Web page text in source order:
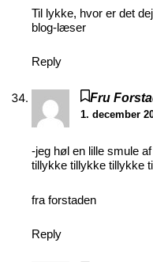
Til lykke, hvor er det
blog-læser
Reply
Fru
1. december
-jeg høl en lille smule
tillykke tillykke tillykke
fra forstaden
Reply